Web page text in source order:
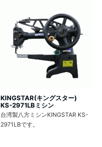
KINGSTAR(キングスター)
KS-2971LBミシン
台湾製八方ミシンKINGSTAR KS-
2971LBです。